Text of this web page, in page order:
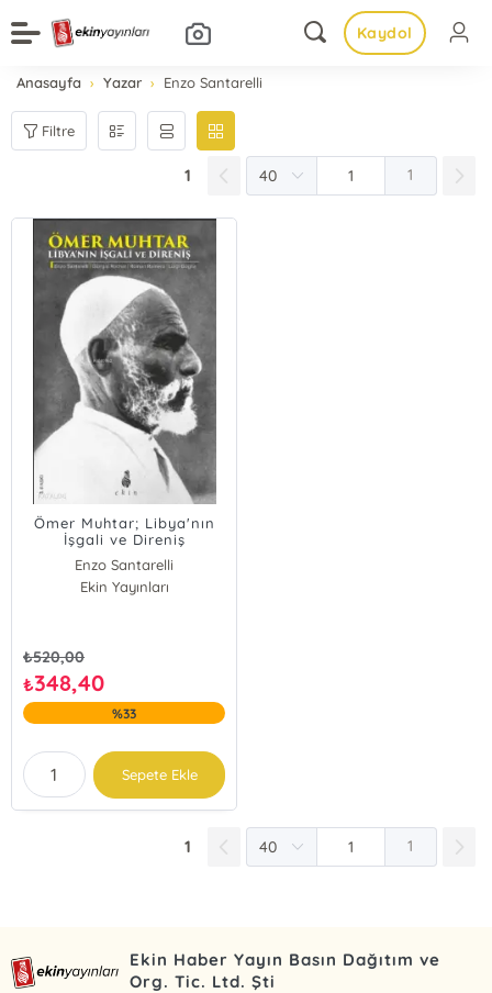
Kaydol
Anasayfa Yazar Enzo Santarelli
Filtre
1 1
Ömer Muhtar; Libya'nın
İşgali ve Direniş
Enzo Santarelli
Giorgio Rochat
Ekin Yayınları
₺520,00
₺348,40
%33
Sepete Ekle
1 1
Ekin Haber Yayın Basın Dağıtım ve
Org. Tic. Ltd. Şti